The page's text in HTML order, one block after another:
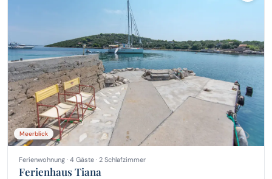
Meerblick
Ferienwohnung · 4 Gäste · 2 Schlafzimmer
Ferienhaus Tiana